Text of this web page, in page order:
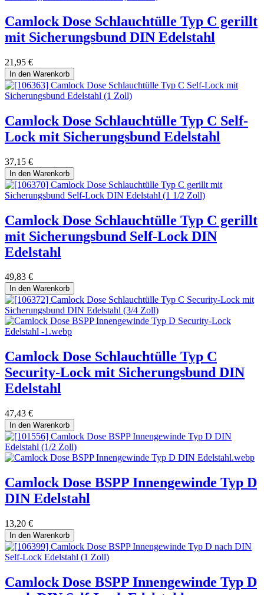
Camlock Dose Schlauchtülle Typ C gerillt
mit Sicherungsbund DIN Edelstahl
21,95 €
In den Warenkorb
Camlock Dose Schlauchtülle Typ C Self-
Lock mit Sicherungsbund Edelstahl
37,15 €
In den Warenkorb
Camlock Dose Schlauchtülle Typ C gerillt
mit Sicherungsbund Self-Lock DIN
Edelstahl
49,83 €
In den Warenkorb
Camlock Dose Schlauchtülle Typ C
Security-Lock mit Sicherungsbund DIN
Edelstahl
47,43 €
In den Warenkorb
Camlock Dose BSPP Innengewinde Typ D
DIN Edelstahl
13,20 €
In den Warenkorb
Camlock Dose BSPP Innengewinde Typ D